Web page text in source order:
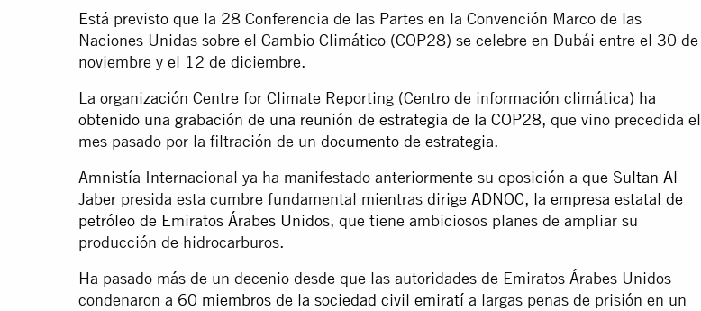
Está previsto que la 28 Conferencia de las Partes en la Convención Marco de las
Naciones Unidas sobre el Cambio Climático (COP28) se celebre en Dubái entre el 30 de
noviembre y el 12 de diciembre.
La organización Centre for Climate Reporting (Centro de información climática) ha
obtenido una grabación de una reunión de estrategia de la COP28, que vino precedida el
mes pasado por la filtración de un documento de estrategia.
Amnistía Internacional ya ha manifestado anteriormente su oposición a que Sultan Al
Jaber presida esta cumbre fundamental mientras dirige ADNOC, la empresa estatal de
petróleo de Emiratos Árabes Unidos, que tiene ambiciosos planes de ampliar su
producción de hidrocarburos.
Ha pasado más de un decenio desde que las autoridades de Emiratos Árabes Unidos
condenaron a 60 miembros de la sociedad civil emiratí a largas penas de prisión en un